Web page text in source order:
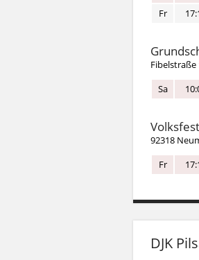
Fr
Sa
92318
Fr
DJK